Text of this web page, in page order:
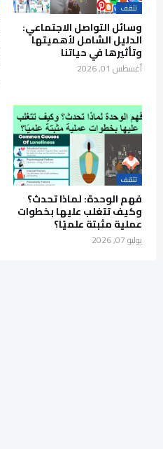
تثقف
وسائل التواصل الاجتماعي:
الدليل الشامل لأهميتها
وتأثيرها في حياتنا
أغسطس 01, 2026
تثقف
فهم الوحدة: لماذا تحدث؟
وكيف تتغلب عليها بخطوات
عملية مثبتة علميًا؟
يوليو 07, 2026